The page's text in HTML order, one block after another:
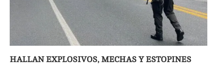
HALLAN EXPLOSIVOS, MECHAS Y ESTOPINES